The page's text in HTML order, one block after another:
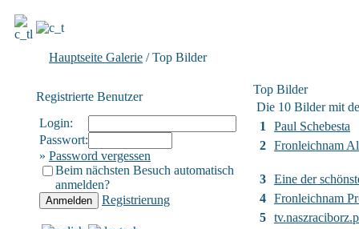
Hauptseite Galerie / Top Bilder
Registrierte Benutzer
Login:
Passwort:
» Password vergessen
Beim nächsten Besuch automatisch
anmelden?
Registrierung
Top Bilder
Die 10 Bilder mit
1
Paul Schebesta
2 Fronleichnam
3 Eine der
4 Fronleichnam
5